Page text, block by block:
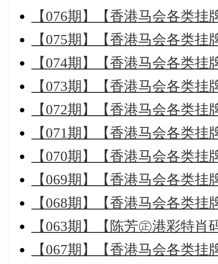
【076期】【香港马会各类
【075期】【香港马会各类
【074期】【香港马会各类
【073期】【香港马会各类
【072期】【香港马会各类
【071期】【香港马会各类
【070期】【香港马会各类
【069期】【香港马会各类
【068期】【香港马会各类
【063期】【陈芳㊣港彩特肖
【067期】【香港马会各类